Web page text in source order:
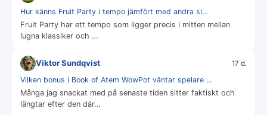
Hur känns Fruit Party i tempo jämfört med andra sl…
Fruit Party har ett tempo som ligger precis i mitten mellan
lugna klassiker och …
Viktor Sundqvist 17 d.
Vilken bonus i Book of Atem WowPot väntar spelare …
Många jag snackat med på senaste tiden sitter faktiskt och
längtar efter den där…